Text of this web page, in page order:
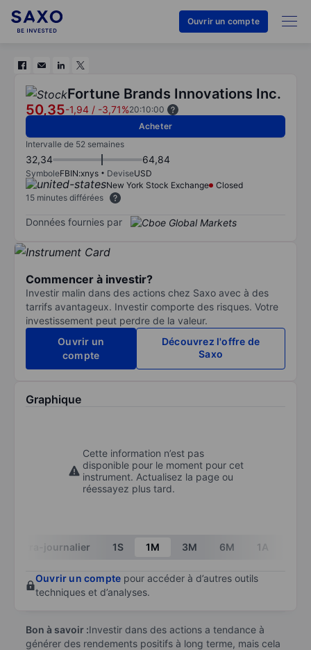
Ouvrir un compte
Fortune Brands Innovations Inc.
50,35-1,94 / -3,71%20:10:00
Acheter
Intervalle de 52 semaines
32,34 64,84
SymboleFBIN:xnys DeviseUSD
New York Stock Exchange
Closed
15 minutes différées
Données fournies par
Commencer à investir?
Investir malin dans des actions chez Saxo avec à des
tarrifs avantageux. Investir comporte des risques. Votre
investissement peut perdre de la valeur.
Ouvrir un
compte
Découvrez l'offre de
Saxo
Graphique
Cette information n’est pas
disponible pour le moment pour cet
instrument. Actualisez la page ou
réessayez plus tard.
Intra-journalier 1S 1M 3M 6M 1A
Ouvrir un compte pour accéder à d’autres outils
techniques et d’analyses.
Bon à savoir :Investir dans des actions a tendance à
générer des rendements positifs à long terme, mais cela